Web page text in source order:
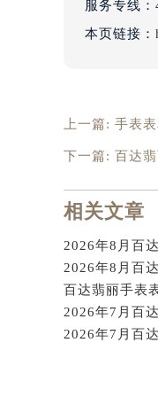
服务专线：
本页链接：
上一篇: 手表
下一篇: 百达
相关文章
百达翡丽手表
2026年7月百